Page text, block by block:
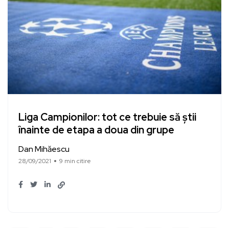
Liga Campionilor: tot ce trebuie să știi
înainte de etapa a doua din grupe
Dan Mihăescu
28/09/2021 9 min citire